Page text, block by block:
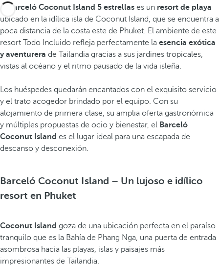
El Barceló Coconut Island 5 estrellas es un resort de playa
ubicado en la idílica isla de Coconut Island, que se encuentra a
poca distancia de la costa este de Phuket. El ambiente de este
resort Todo Incluido refleja perfectamente la esencia exótica
y aventurera de Tailandia gracias a sus jardines tropicales,
vistas al océano y el ritmo pausado de la vida isleña.
Los huéspedes quedarán encantados con el exquisito servicio
y el trato acogedor brindado por el equipo. Con su
alojamiento de primera clase, su amplia oferta gastronómica
y múltiples propuestas de ocio y bienestar, el Barceló
Coconut Island es el lugar ideal para una escapada de
descanso y desconexión.
Barceló Coconut Island – Un lujoso e idílico
resort en Phuket
Coconut Island goza de una ubicación perfecta en el paraíso
tranquilo que es la Bahía de Phang Nga, una puerta de entrada
asombrosa hacia las playas, islas y paisajes más
impresionantes de Tailandia.